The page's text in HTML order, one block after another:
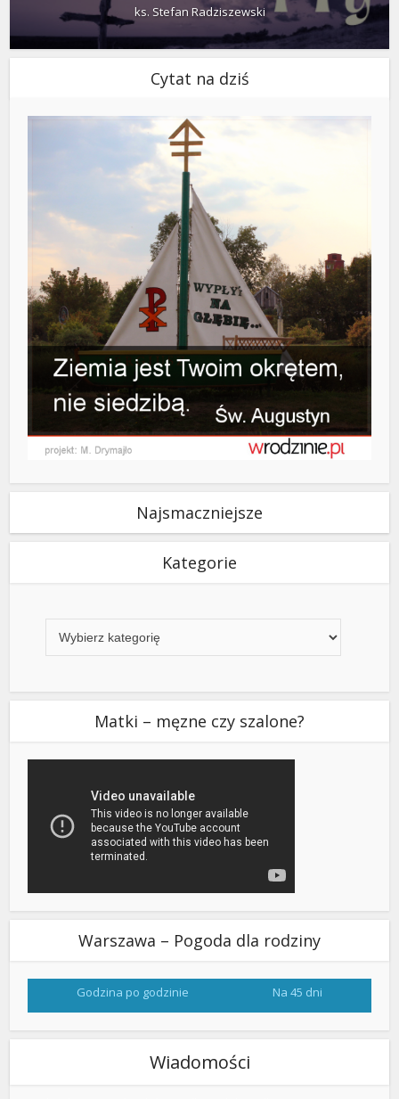
ks. Stefan Radziszewski
Cytat na dziś
Najsmaczniejsze
Kategorie
Matki – męzne czy szalone?
Warszawa – Pogoda dla rodziny
Godzina po godzinie Na 45 dni
Wiadomości